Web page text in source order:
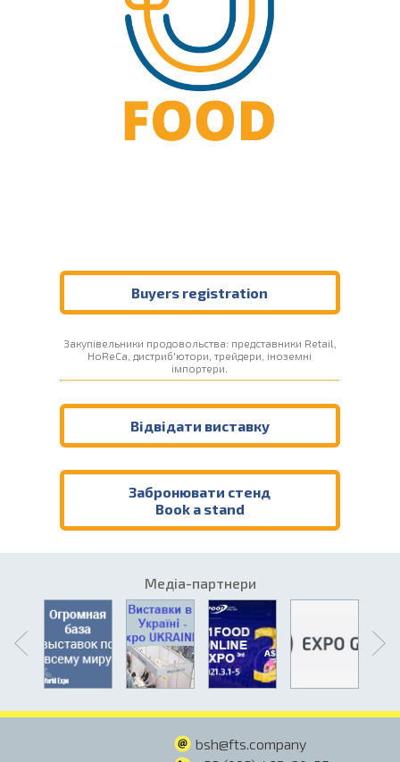
Buyers registration
Закупівельники продовольства: представники Retail,
HoReCa, дистриб'ютори, трейдери, іноземні
імпортери.
Відвідати виставку
Забронювати стенд
Book a stand
Медіа-партнери
bsh@fts.company